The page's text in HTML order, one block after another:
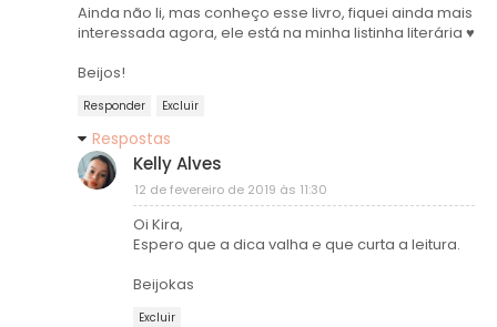
Ainda não li, mas conheço esse livro, fiquei ainda mais
interessada agora, ele está na minha listinha literária ♥
Beijos!
Responder Excluir
Respostas
Kelly Alves
12 de fevereiro de 2019 às 11:30
Oi Kira,
Espero que a dica valha e que curta a leitura.
Beijokas
Excluir